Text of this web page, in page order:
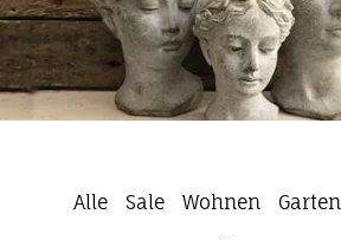
Alle Sale Wohnen Garten